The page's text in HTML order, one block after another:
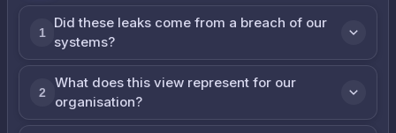
1
Did these leaks come from a breach of our
systems?
2
What does this view represent for our
organisation?